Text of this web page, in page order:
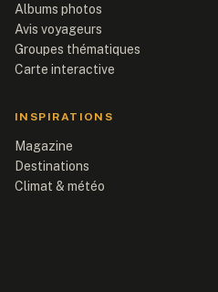
Albums photos
Avis voyageurs
Groupes thématiques
Carte interactive
INSPIRATIONS
Magazine
Destinations
Climat & météo